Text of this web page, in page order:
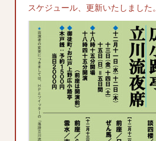
スケジュール、更新いたしました。